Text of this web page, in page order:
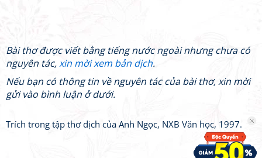
Bài thơ được viết bằng tiếng nước ngoài nhưng chưa có
nguyên tác,xin mời xem bản dịch.
Nếu bạn có thông tin về nguyên tác của bài thơ, xin mời
gửi vào bình luận ở dưới.
Trích trong tập thơ dịch của Anh Ngọc, NXB Văn học, 1997.